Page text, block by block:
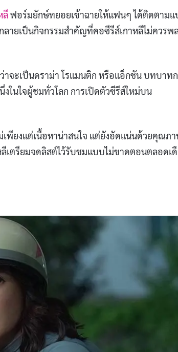
ลีฟอร์มยักษ์ทยอยเข้าฉายให้แฟนๆ ได้ติดตาม
ลายเป็นกิจกรรมสำคัญที่คอซีรีส์เกาหลีไม่ควรพ
าจะเป็นดราม่า โรแมนติก หรือแอ็กชัน บทบาท
ในใจผู้ชมทั่วโลก การเปิดตัวซีรีส์ใหม่บน
เพียงแต่เนื้อหาน่าสนใจ แต่ยังอัดแน่นด้วยคุณภ
เตรียมจดลิสต์ไว้รับชมแบบไม่ขาดตอนตลอดเ